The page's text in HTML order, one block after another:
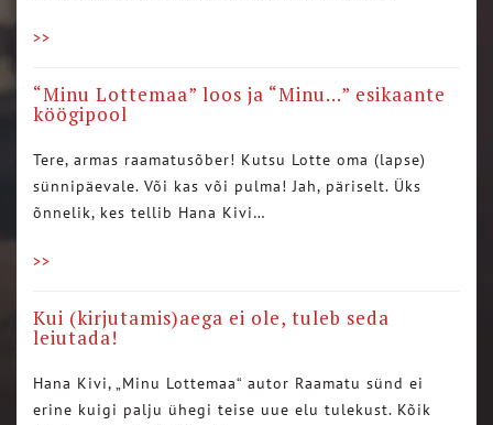
>>
“Minu Lottemaa” loos ja “Minu…” esikaante
köögipool
Tere, armas raamatusõber! Kutsu Lotte oma (lapse)
sünnipäevale. Või kas või pulma! Jah, päriselt. Üks
õnnelik, kes tellib Hana Kivi…
>>
Kui (kirjutamis)aega ei ole, tuleb seda
leiutada!
Hana Kivi, „Minu Lottemaa“ autor Raamatu sünd ei
erine kuigi palju ühegi teise uue elu tulekust. Kõik